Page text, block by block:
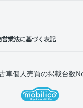
業法に基づく表記